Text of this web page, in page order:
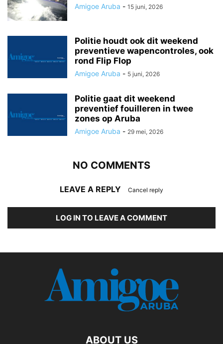
Amigoe Aruba - 15 juni, 2026
Politie houdt ook dit weekend
preventieve wapencontroles, ook
rond Flip Flop
Amigoe Aruba - 5 juni, 2026
Politie gaat dit weekend
preventief fouilleren in twee
zones op Aruba
Amigoe Aruba - 29 mei, 2026
NO COMMENTS
LEAVE A REPLY Cancel reply
LOG IN TO LEAVE A COMMENT
ABOUT US